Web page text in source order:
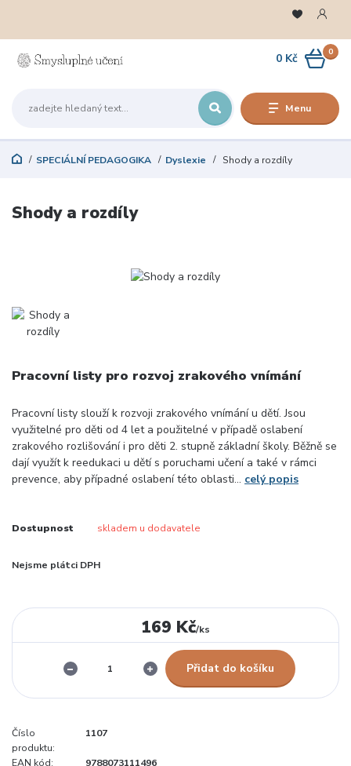
Menu
0
0 Kč
SPECIÁLNÍ PEDAGOGIKA Dyslexie Shody a rozdíly
Shody a rozdíly
Pracovní listy pro rozvoj zrakového vnímání
Pracovní listy slouží k rozvoji zrakového vnímání u dětí. Jsou
využitelné pro děti od 4 let a použitelné v případě oslabení
zrakového rozlišování i pro děti 2. stupně základní školy. Běžně se
dají využít k reedukaci u dětí s poruchami učení a také v rámci
prevence, aby případné oslabení této oblasti... celý popis
Dostupnost skladem u dodavatele
Nejsme plátci DPH
169 Kč/ks
Přidat do košíku
Číslo
produktu:
1107
EAN kód:
9788073111496